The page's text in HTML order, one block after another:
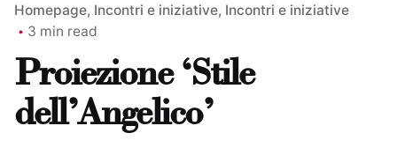
Homepage Incontri e iniziative Incontri e iniziative
3 min read
Proiezione ‘Stile
dell’Angelico’